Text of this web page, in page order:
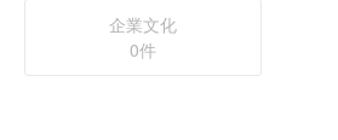
企業文化
0件